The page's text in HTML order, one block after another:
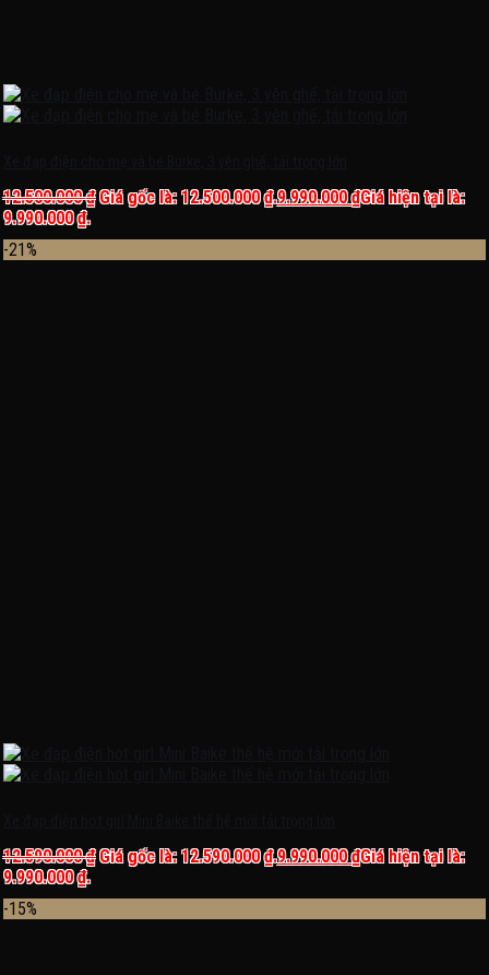
12.500.000₫ Giá gốc là: 12.500.000 ₫.9.990.000₫Giá hiện tại là:
9.990.000 ₫.
-21%
12.590.000₫ Giá gốc là: 12.590.000 ₫.9.990.000₫Giá hiện tại là:
9.990.000 ₫.
-15%